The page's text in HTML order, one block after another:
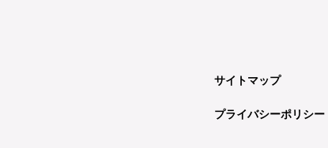
サイトマップ
プライバシーポリシー